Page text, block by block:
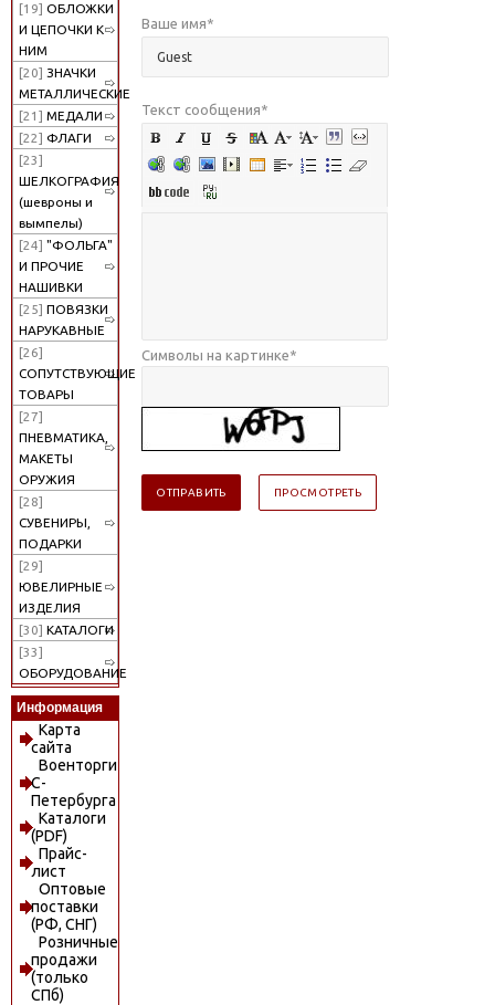
[19] ОБЛОЖКИ
И ЦЕПОЧКИ К
НИМ
[20] ЗНАЧКИ
МЕТАЛЛИЧЕСКИЕ
[21] МЕДАЛИ
[22] ФЛАГИ
[23]
ШЕЛКОГРАФИЯ
(шевроны и
вымпелы)
[24] "ФОЛЬГА"
И ПРОЧИЕ
НАШИВКИ
[25] ПОВЯЗКИ
НАРУКАВНЫЕ
[26]
СОПУТСТВУЮЩИЕ
ТОВАРЫ
[27]
ПНЕВМАТИКА,
МАКЕТЫ
ОРУЖИЯ
[28]
СУВЕНИРЫ,
ПОДАРКИ
[29]
ЮВЕЛИРНЫЕ
ИЗДЕЛИЯ
[30] КАТАЛОГИ
[33]
ОБОРУДОВАНИЕ
Информация
Карта
сайта
Военторги
С-
Петербурга
Каталоги
(PDF)
Прайс-
лист
Оптовые
поставки
(РФ, СНГ)
Розничные
продажи
(только
СПб)
Ваше имя*
Текст сообщения*
Символы на картинке*